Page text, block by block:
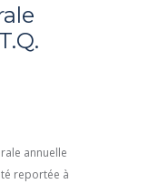
annuelle
reportée à